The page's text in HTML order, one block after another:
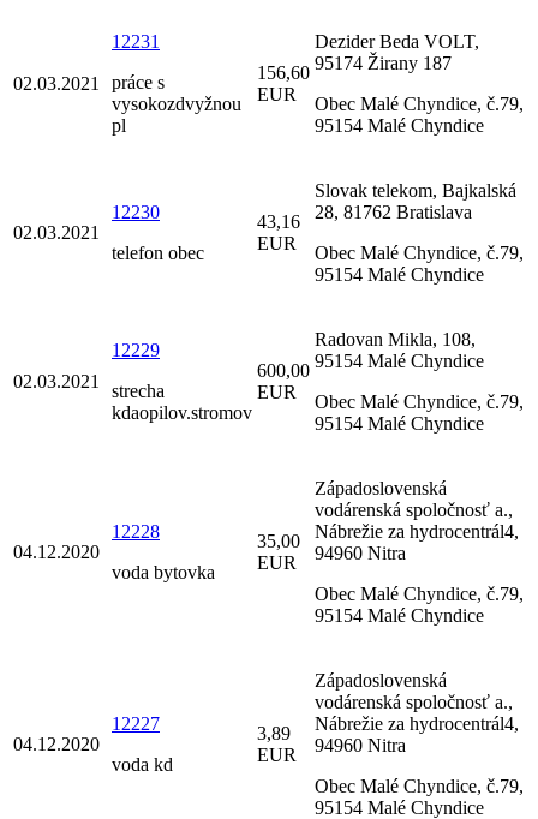
02.03.2021
12231
práce s
vysokozdvyžnou
pl
156,60
EUR
Dezider Beda VOLT,
95174 Žirany 187
Obec Malé Chyndice, č.79,
95154 Malé Chyndice
02.03.2021
12230
telefon obec
43,16
EUR
Slovak telekom, Bajkalská
28, 81762 Bratislava
Obec Malé Chyndice, č.79,
95154 Malé Chyndice
02.03.2021
12229
strecha
kdaopilov.stromov
600,00
EUR
Radovan Mikla, 108,
95154 Malé Chyndice
Obec Malé Chyndice, č.79,
95154 Malé Chyndice
04.12.2020
12228
voda bytovka
35,00
EUR
Západoslovenská
vodárenská spoločnosť a.,
Nábrežie za hydrocentrál4,
94960 Nitra
Obec Malé Chyndice, č.79,
95154 Malé Chyndice
04.12.2020
12227
voda kd
3,89
EUR
Západoslovenská
vodárenská spoločnosť a.,
Nábrežie za hydrocentrál4,
94960 Nitra
Obec Malé Chyndice, č.79,
95154 Malé Chyndice